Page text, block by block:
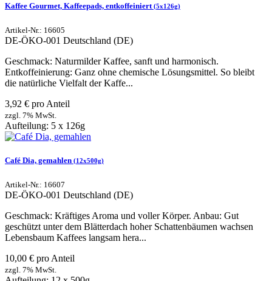
Kaffee Gourmet, Kaffeepads, entkoffeiniert (5x126g)
Artikel-Nr.: 16605
DE-ÖKO-001 Deutschland (DE)
Geschmack: Naturmilder Kaffee, sanft und harmonisch.
Entkoffeinierung: Ganz ohne chemische Lösungsmittel. So bleibt
die natürliche Vielfalt der Kaffe...
3,92 € pro Anteil
zzgl. 7% MwSt.
Aufteilung: 5 x 126g
Café Dia, gemahlen (12x500g)
Artikel-Nr.: 16607
DE-ÖKO-001 Deutschland (DE)
Geschmack: Kräftiges Aroma und voller Körper. Anbau: Gut
geschützt unter dem Blätterdach hoher Schattenbäumen wachsen
Lebensbaum Kaffees langsam hera...
10,00 € pro Anteil
zzgl. 7% MwSt.